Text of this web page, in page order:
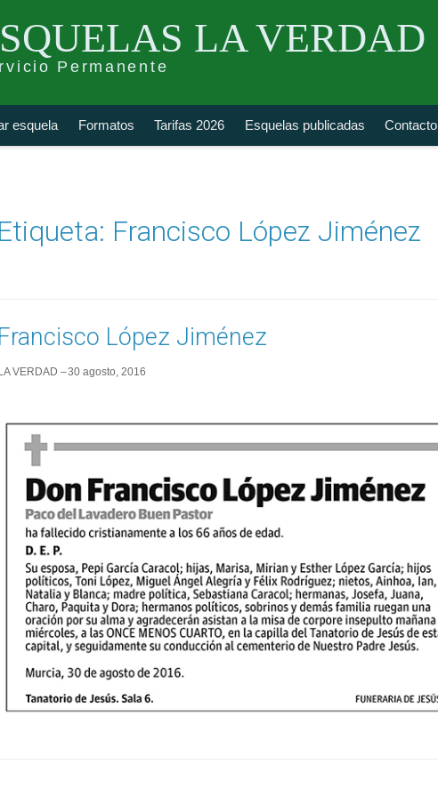
LA VERDAD
Permanente
esquela Formatos Tarifas 2026 Esquelas publicadas Contacto
Etiqueta: Francisco López Jiménez
Francisco López Jiménez
LA VERDAD 30 agosto, 2016